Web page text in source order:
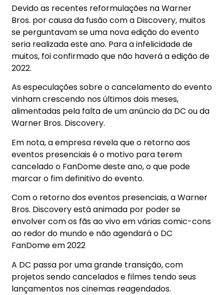
Devido as recentes reformulações na Warner
Bros. por causa da fusão com a Discovery, muitos
se perguntavam se uma nova edição do evento
seria realizada este ano. Para a infelicidade de
muitos, foi confirmado que não haverá a edição de
2022.
As especulações sobre o cancelamento do evento
vinham crescendo nos últimos dois meses,
alimentadas pela falta de um anúncio da DC ou da
Warner Bros. Discovery.
Em nota, a empresa revela que o retorno aos
eventos presenciais é o motivo para terem
cancelado o FanDome deste ano, o que pode
marcar o fim definitivo do evento.
Com o retorno dos eventos presenciais, a Warner
Bros. Discovery está animada por poder se
envolver com os fãs ao vivo em várias comic-cons
ao redor do mundo e não agendará o DC
FanDome em 2022
A DC passa por uma grande transição, com
projetos sendo cancelados e filmes tendo seus
lançamentos nos cinemas reagendados.